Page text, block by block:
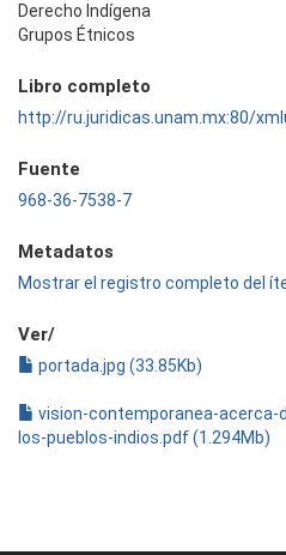
Derecho Indígena
Grupos Étnicos
Libro completo
http://ru.juridicas.unam.mx:80/
Fuente
968-36-7538-7
Metadatos
Mostrar el registro completo del
Ver/
portada.jpg (33.85Kb)
vision-contemporanea-acerca-
los-pueblos-indios.pdf (1.294Mb)